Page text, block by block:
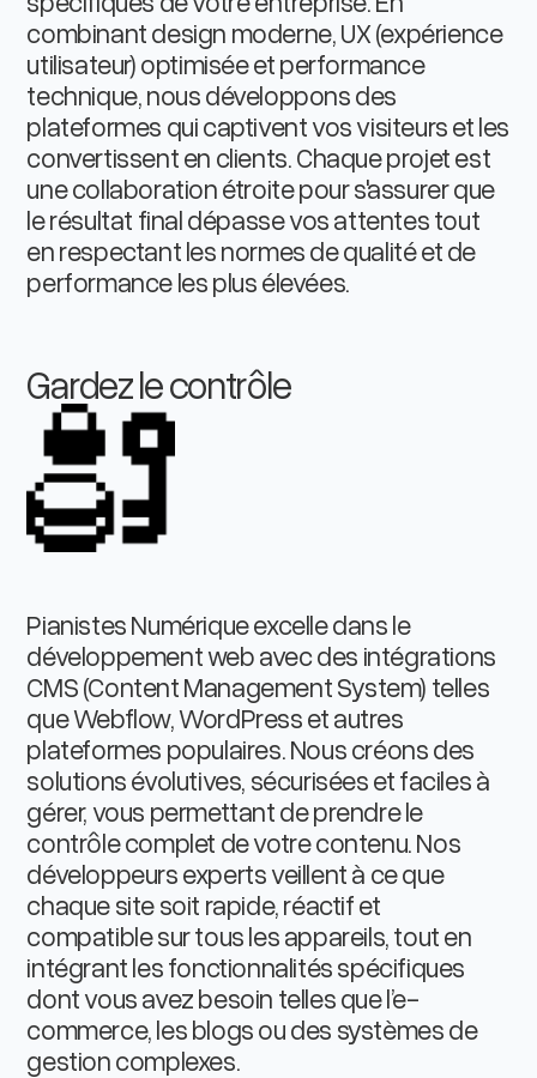
combinant design moderne, UX (expérience
utilisateur) optimisée et performance
technique, nous développons des
plateformes qui captivent vos visiteurs et les
convertissent en clients. Chaque projet est
une collaboration étroite pour s'assurer que
le résultat final dépasse vos attentes tout
en respectant les normes de qualité et de
performance les plus élevées.
Gardez le contrôle
Pianistes Numérique excelle dans le
développement web avec des intégrations
CMS (Content Management System) telles
que Webflow, WordPress et autres
plateformes populaires. Nous créons des
solutions évolutives, sécurisées et faciles à
gérer, vous permettant de prendre le
contrôle complet de votre contenu. Nos
développeurs experts veillent à ce que
chaque site soit rapide, réactif et
compatible sur tous les appareils, tout en
intégrant les fonctionnalités spécifiques
dont vous avez besoin telles que l’e-
commerce, les blogs ou des systèmes de
gestion complexes.